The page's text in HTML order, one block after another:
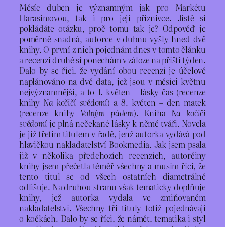
Měsíc duben je významným jak pro Markétu
Harasimovou, tak i pro její příznivce. Jistě si
pokládáte otázku, proč tomu tak je? Odpověď je
poměrně snadná, autorce v dubnu vyšly hned dvě
knihy. O první z nich pojednám dnes v tomto článku
a recenzi druhé si ponechám v záloze na příští týden.
Dalo by se říci, že vydání obou recenzí je účelově
naplánováno na dvě data, jež jsou v měsíci květnu
nejvýznamnější, a to 1. květen – lásky čas (recenze
knihy Na kočičí svědomí) a 8. květen – den matek
(recenze knihyVolným pádem). Kniha Na kočičí
svědomí je plná nečekané lásky k němé tváři. Novela
je již třetím titulem v řadě, jenž autorka vydává pod
hlavičkou nakladatelství Bookmedia. Jak jsem psala
již v několika předchozích recenzích, autorčiny
knihy jsem přečetla téměř všechny a musím říci, že
tento titul se od všech ostatních diametrálně
odlišuje. Na druhou stranu však tematicky doplňuje
knihy, jež autorka vydala ve zmiňovaném
nakladatelství. Všechny tři tituly totiž pojednávají
o kočkách. Dalo by se říci, že námět, tematika i styl